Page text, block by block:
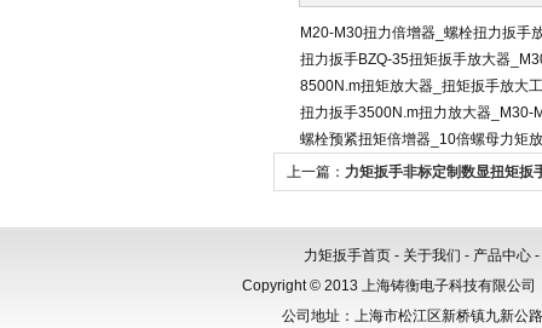
M20-M30扭力倍增器_螺栓扭力扳手
扭力扳手BZQ-35扭矩扳手放大器
8500N.m扭矩放大器_扭矩扳手放大
扭力扳手3500N.m扭力放大器_M30-
螺栓预紧扭矩倍增器_10倍螺母力矩
上一篇： 力矩扳手非标定制数显扭矩扳
力矩扳手首页 - 关于我们 - 产品中心 -
Copyright © 2013 上海铸衡电子科技有限公
公司地址：上海市松江区新桥镇九新